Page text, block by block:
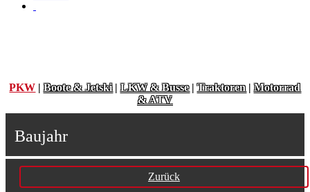
PKW |Boote & Jetski|LKW & Busse|Traktoren|Motorrad
& ATV
Baujahr
Zurück